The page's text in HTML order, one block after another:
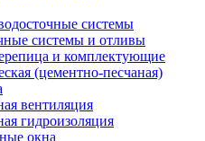
системы
системы и отливы
и комплектующие
(цементно-песчаная)
вентиляция
гидроизоляция
окна